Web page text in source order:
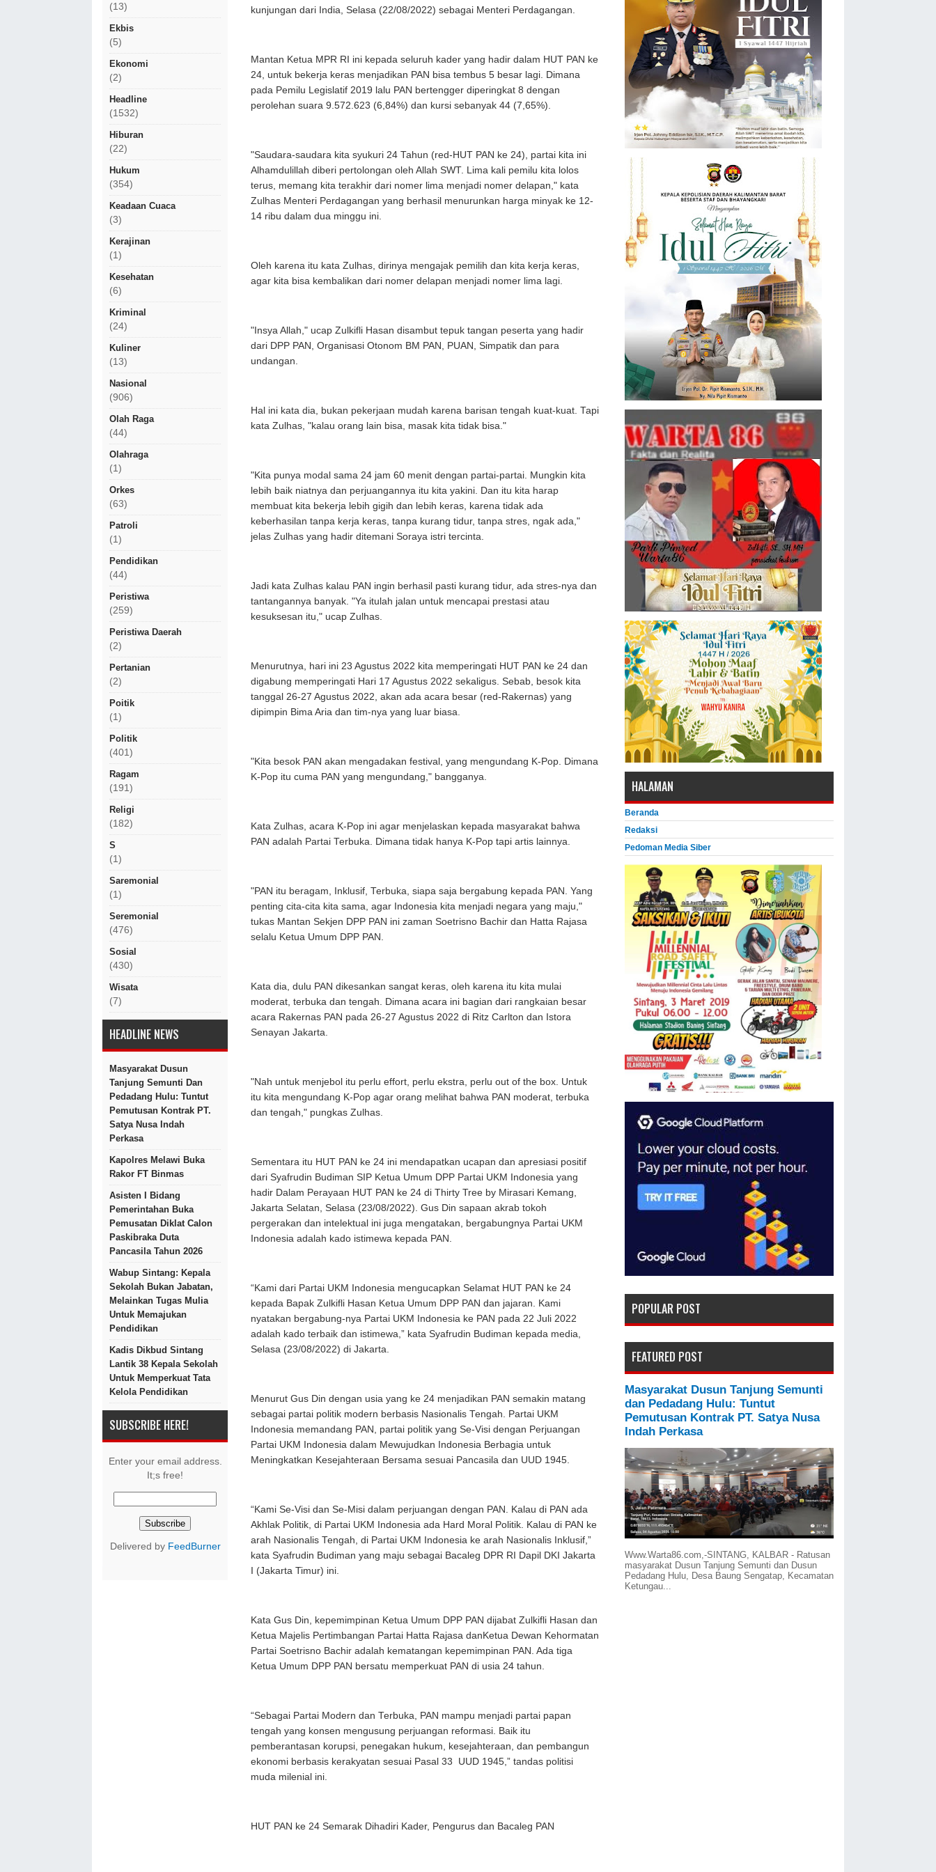
(13)
Ekbis
(5)
Ekonomi
(2)
Headline
(1532)
Hiburan
(22)
Hukum
(354)
Keadaan Cuaca
(3)
Kerajinan
(1)
Kesehatan
(6)
Kriminal
(24)
Kuliner
(13)
Nasional
(906)
Olah Raga
(44)
Olahraga
(1)
Orkes
(63)
Patroli
(1)
Pendidikan
(44)
Peristiwa
(259)
Peristiwa Daerah
(2)
Pertanian
(2)
Poitik
(1)
Politik
(401)
Ragam
(191)
Religi
(182)
S
(1)
Saremonial
(1)
Seremonial
(476)
Sosial
(430)
Wisata
(7)
HEADLINE NEWS
Masyarakat Dusun
Tanjung Semunti Dan
Pedadang Hulu: Tuntut
Pemutusan Kontrak PT.
Satya Nusa Indah
Perkasa
Kapolres Melawi Buka
Rakor FT Binmas
Asisten I Bidang
Pemerintahan Buka
Pemusatan Diklat Calon
Paskibraka Duta
Pancasila Tahun 2026
Wabup Sintang: Kepala
Sekolah Bukan Jabatan,
Melainkan Tugas Mulia
Untuk Memajukan
Pendidikan
Kadis Dikbud Sintang
Lantik 38 Kepala Sekolah
Untuk Memperkuat Tata
Kelola Pendidikan
SUBSCRIBE HERE!
Enter your email address.
It;s free!
Delivered by FeedBurner
kunjungan dari India, Selasa (22/08/2022) sebagai Menteri Perdagangan.
Mantan Ketua MPR RI ini kepada seluruh kader yang hadir dalam HUT PAN ke
24, untuk bekerja keras menjadikan PAN bisa tembus 5 besar lagi. Dimana
pada Pemilu Legislatif 2019 lalu PAN bertengger diperingkat 8 dengan
perolehan suara 9.572.623 (6,84%) dan kursi sebanyak 44 (7,65%).
"Saudara-saudara kita syukuri 24 Tahun (red-HUT PAN ke 24), partai kita ini
Alhamdulillah diberi pertolongan oleh Allah SWT. Lima kali pemilu kita lolos
terus, memang kita terakhir dari nomer lima menjadi nomer delapan," kata
Zulhas Menteri Perdagangan yang berhasil menurunkan harga minyak ke 12-
14 ribu dalam dua minggu ini.
Oleh karena itu kata Zulhas, dirinya mengajak pemilih dan kita kerja keras,
agar kita bisa kembalikan dari nomer delapan menjadi nomer lima lagi.
"Insya Allah," ucap Zulkifli Hasan disambut tepuk tangan peserta yang hadir
dari DPP PAN, Organisasi Otonom BM PAN, PUAN, Simpatik dan para
undangan.
Hal ini kata dia, bukan pekerjaan mudah karena barisan tengah kuat-kuat. Tapi
kata Zulhas, "kalau orang lain bisa, masak kita tidak bisa."
"Kita punya modal sama 24 jam 60 menit dengan partai-partai. Mungkin kita
lebih baik niatnya dan perjuangannya itu kita yakini. Dan itu kita harap
membuat kita bekerja lebih gigih dan lebih keras, karena tidak ada
keberhasilan tanpa kerja keras, tanpa kurang tidur, tanpa stres, ngak ada,"
jelas Zulhas yang hadir ditemani Soraya istri tercinta.
Jadi kata Zulhas kalau PAN ingin berhasil pasti kurang tidur, ada stres-nya dan
tantangannya banyak. "Ya itulah jalan untuk mencapai prestasi atau
kesuksesan itu," ucap Zulhas.
Menurutnya, hari ini 23 Agustus 2022 kita memperingati HUT PAN ke 24 dan
digabung memperingati Hari 17 Agustus 2022 sekaligus. Sebab, besok kita
tanggal 26-27 Agustus 2022, akan ada acara besar (red-Rakernas) yang
dipimpin Bima Aria dan tim-nya yang luar biasa.
"Kita besok PAN akan mengadakan festival, yang mengundang K-Pop. Dimana
K-Pop itu cuma PAN yang mengundang," bangganya.
Kata Zulhas, acara K-Pop ini agar menjelaskan kepada masyarakat bahwa
PAN adalah Partai Terbuka. Dimana tidak hanya K-Pop tapi artis lainnya.
"PAN itu beragam, Inklusif, Terbuka, siapa saja bergabung kepada PAN. Yang
penting cita-cita kita sama, agar Indonesia kita menjadi negara yang maju,"
tukas Mantan Sekjen DPP PAN ini zaman Soetrisno Bachir dan Hatta Rajasa
selalu Ketua Umum DPP PAN.
Kata dia, dulu PAN dikesankan sangat keras, oleh karena itu kita mulai
moderat, terbuka dan tengah. Dimana acara ini bagian dari rangkaian besar
acara Rakernas PAN pada 26-27 Agustus 2022 di Ritz Carlton dan Istora
Senayan Jakarta.
"Nah untuk menjebol itu perlu effort, perlu ekstra, perlu out of the box. Untuk
itu kita mengundang K-Pop agar orang melihat bahwa PAN moderat, terbuka
dan tengah," pungkas Zulhas.
Sementara itu HUT PAN ke 24 ini mendapatkan ucapan dan apresiasi positif
dari Syafrudin Budiman SIP Ketua Umum DPP Partai UKM Indonesia yang
hadir Dalam Perayaan HUT PAN ke 24 di Thirty Tree by Mirasari Kemang,
Jakarta Selatan, Selasa (23/08/2022). Gus Din sapaan akrab tokoh
pergerakan dan intelektual ini juga mengatakan, bergabungnya Partai UKM
Indonesia adalah kado istimewa kepada PAN.
“Kami dari Partai UKM Indonesia mengucapkan Selamat HUT PAN ke 24
kepada Bapak Zulkifli Hasan Ketua Umum DPP PAN dan jajaran. Kami
nyatakan bergabung-nya Partai UKM Indonesia ke PAN pada 22 Juli 2022
adalah kado terbaik dan istimewa,” kata Syafrudin Budiman kepada media,
Selasa (23/08/2022) di Jakarta.
Menurut Gus Din dengan usia yang ke 24 menjadikan PAN semakin matang
sebagai partai politik modern berbasis Nasionalis Tengah. Partai UKM
Indonesia memandang PAN, partai politik yang Se-Visi dengan Perjuangan
Partai UKM Indonesia dalam Mewujudkan Indonesia Berbagia untuk
Meningkatkan Kesejahteraan Bersama sesuai Pancasila dan UUD 1945.
“Kami Se-Visi dan Se-Misi dalam perjuangan dengan PAN. Kalau di PAN ada
Akhlak Politik, di Partai UKM Indonesia ada Hard Moral Politik. Kalau di PAN ke
arah Nasionalis Tengah, di Partai UKM Indonesia ke arah Nasionalis Inklusif,”
kata Syafrudin Budiman yang maju sebagai Bacaleg DPR RI Dapil DKI Jakarta
I (Jakarta Timur) ini.
Kata Gus Din, kepemimpinan Ketua Umum DPP PAN dijabat Zulkifli Hasan dan
Ketua Majelis Pertimbangan Partai Hatta Rajasa danKetua Dewan Kehormatan
Partai Soetrisno Bachir adalah kematangan kepemimpinan PAN. Ada tiga
Ketua Umum DPP PAN bersatu memperkuat PAN di usia 24 tahun.
“Sebagai Partai Modern dan Terbuka, PAN mampu menjadi partai papan
tengah yang konsen mengusung perjuangan reformasi. Baik itu
pemberantasan korupsi, penegakan hukum, kesejahteraan, dan pembangun
ekonomi berbasis kerakyatan sesuai Pasal 33 UUD 1945,” tandas politisi
muda milenial ini.
HUT PAN ke 24 Semarak Dihadiri Kader, Pengurus dan Bacaleg PAN
HALAMAN
Beranda
Redaksi
Pedoman Media Siber
POPULAR POST
FEATURED POST
Masyarakat Dusun Tanjung Semunti
dan Pedadang Hulu: Tuntut
Pemutusan Kontrak PT. Satya Nusa
Indah Perkasa
Www.Warta86.com,-SINTANG, KALBAR - Ratusan
masyarakat Dusun Tanjung Semunti dan Dusun
Pedadang Hulu, Desa Baung Sengatap, Kecamatan
Ketungau...